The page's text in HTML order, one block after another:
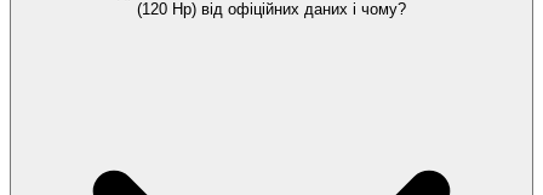
(120 Hp) від офіційних даних і чому?